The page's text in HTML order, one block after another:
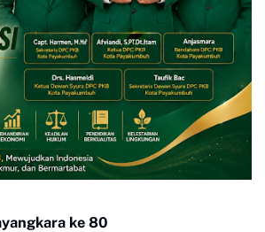
ke 80